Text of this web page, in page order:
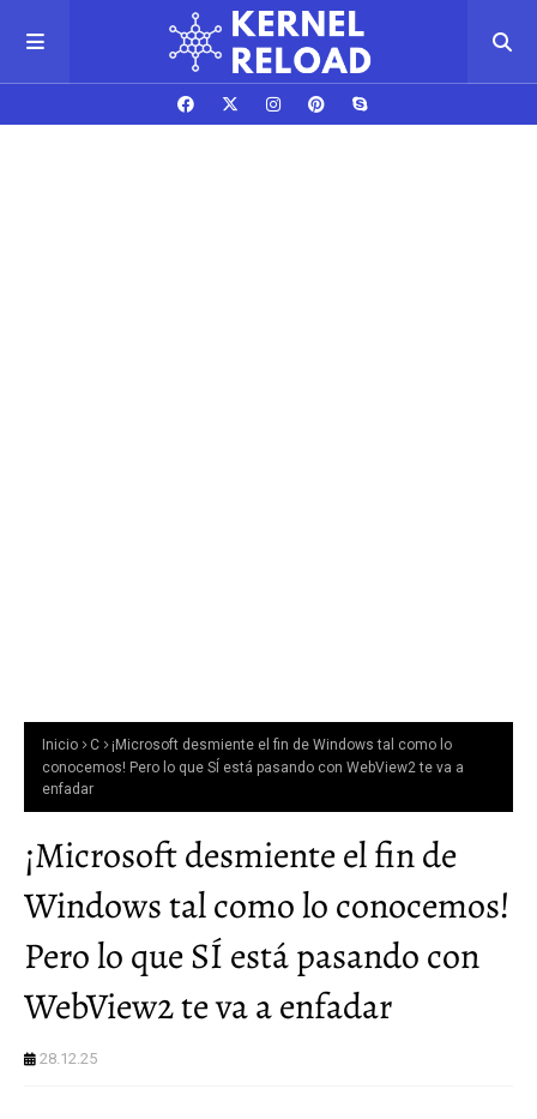
Inicio C
¡Microsoft desmiente el fin de Windows tal como lo
conocemos! Pero lo que SÍ está pasando con WebView2 te va a
enfadar
¡Microsoft desmiente el fin de
Windows tal como lo conocemos!
Pero lo que SÍ está pasando con
WebView2 te va a enfadar
28.12.25